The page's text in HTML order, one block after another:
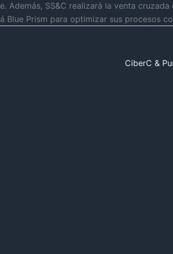
SS&C realizará la venta
Prism para optimizar sus procesos
CiberC &